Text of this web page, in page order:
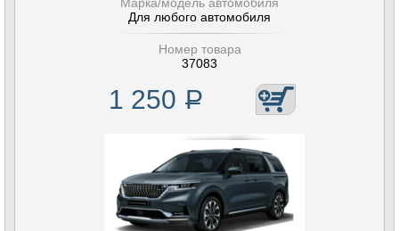
Для любого автомобиля
Номер товара
37083
1 250 Р